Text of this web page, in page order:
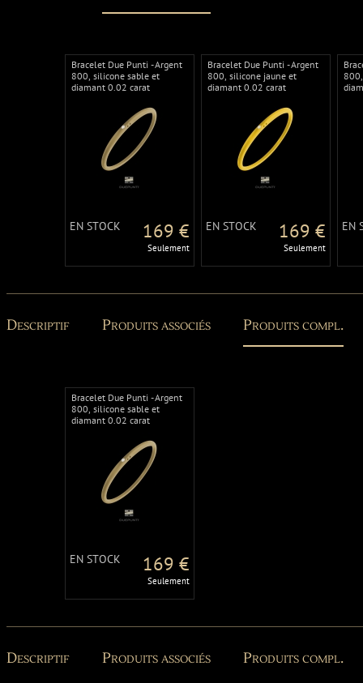
Bracelet Due Punti - Argent
800, silicone sable et
diamant 0.02 carat
EN STOCK 169 €
Seulement
Bracelet Due Punti - Argent
800, silicone jaune et
diamant 0.02 carat
EN STOCK 169 €
Seulement
EN
Descriptif Produits associés Produits compl.
Bracelet Due Punti - Argent
800, silicone sable et
diamant 0.02 carat
EN STOCK 169 €
Seulement
Descriptif Produits associés Produits compl.